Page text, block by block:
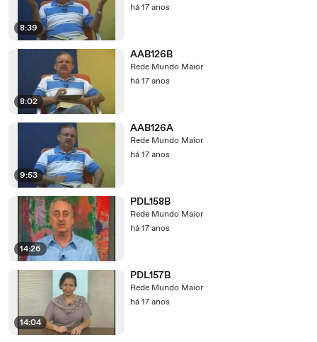
8:39
há 17 anos
8:02
AAB126B
Rede Mundo Maior
há 17 anos
9:53
AAB126A
Rede Mundo Maior
há 17 anos
14:26
PDL158B
Rede Mundo Maior
há 17 anos
14:04
PDL157B
Rede Mundo Maior
há 17 anos